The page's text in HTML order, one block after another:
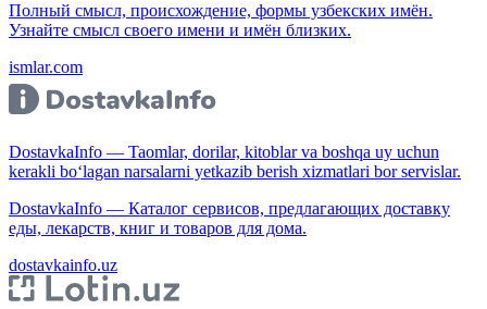
Полный смысл, происхождение, формы узбекских имён.
Узнайте смысл своего имени и имён близких.
ismlar.com
DostavkaInfo — Taomlar, dorilar, kitoblar va boshqa uy uchun
kerakli bo‘lagan narsalarni yetkazib berish xizmatlari bor servislar.
DostavkaInfo — Каталог сервисов, предлагающих доставку
еды, лекарств, книг и товаров для дома.
dostavkainfo.uz